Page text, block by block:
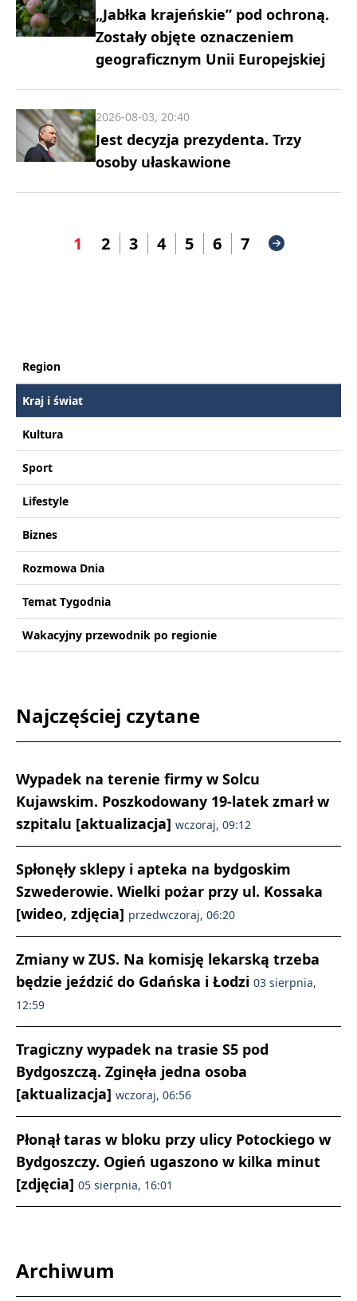
„Jabłka krajeńskie” pod ochroną.
Zostały objęte oznaczeniem
geograficznym Unii Europejskiej
Jest decyzja prezydenta. Trzy
osoby ułaskawione
2026-08-03, 20:40
1 2 3 4 5 6 7
Region
Kraj i świat
Kultura
Sport
Lifestyle
Biznes
Rozmowa Dnia
Temat Tygodnia
Wakacyjny przewodnik po regionie
Najczęściej czytane
Wypadek na terenie firmy w Solcu
Kujawskim. Poszkodowany 19-latek zmarł w
szpitalu [aktualizacja] wczoraj, 09:12
Spłonęły sklepy i apteka na bydgoskim
Szwederowie. Wielki pożar przy ul. Kossaka
[wideo, zdjęcia] przedwczoraj, 06:20
Zmiany w ZUS. Na komisję lekarską trzeba
będzie jeździć do Gdańska i Łodzi 03 sierpnia,
12:59
Tragiczny wypadek na trasie S5 pod
Bydgoszczą. Zginęła jedna osoba
[aktualizacja] wczoraj, 06:56
Płonął taras w bloku przy ulicy Potockiego w
Bydgoszczy. Ogień ugaszono w kilka minut
[zdjęcia] 05 sierpnia, 16:01
Archiwum